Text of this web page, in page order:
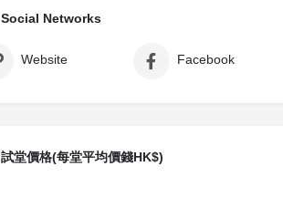
Social Networks
Website Facebook
試堂價格(每堂平均價錢HK$)